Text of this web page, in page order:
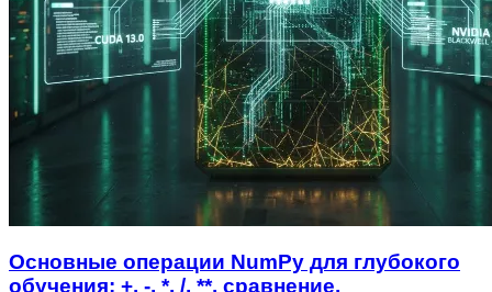
Основные операции NumPy для глубокого
обучения: +, -, *, /, **, сравнение,